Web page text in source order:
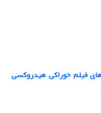
فیلم خوراکی هیدروکسی